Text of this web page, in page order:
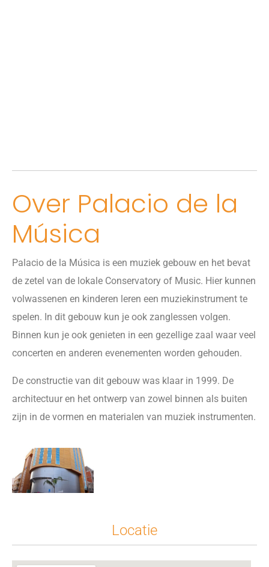
Over Palacio de la
Música
Palacio de la Música is een muziek gebouw en het bevat
de zetel van de lokale Conservatory of Music. Hier kunnen
volwassenen en kinderen leren een muziekinstrument te
spelen. In dit gebouw kun je ook zanglessen volgen.
Binnen kun je ook genieten in een gezellige zaal waar veel
concerten en anderen evenementen worden gehouden.
De constructie van dit gebouw was klaar in 1999. De
architectuur en het ontwerp van zowel binnen als buiten
zijn in de vormen en materialen van muziek instrumenten.
Locatie